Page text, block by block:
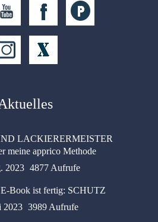
LACKIERERMEISTER
meine apprico Methode
2023 4877 Aufrufe
E-Book ist fertig: SCHUTZ
2023 3989 Aufrufe